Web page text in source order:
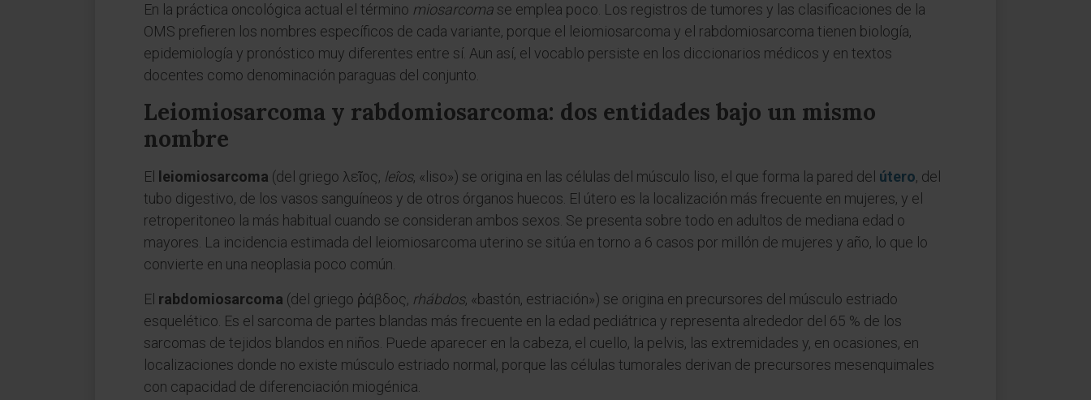
En la práctica oncológica actual el término miosarcoma se emplea poco. Los registros de tumores y las clasificaciones de la
OMS prefieren los nombres específicos de cada variante, porque el leiomiosarcoma y el rabdomiosarcoma tienen biología,
epidemiología y pronóstico muy diferentes entre sí. Aun así, el vocablo persiste en los diccionarios médicos y en textos
docentes como denominación paraguas del conjunto.
Leiomiosarcoma y rabdomiosarcoma: dos entidades bajo un mismo
nombre
El leiomiosarcoma (del griego λεῖος, leîos, «liso») se origina en las células del músculo liso, el que forma la pared del útero, del
tubo digestivo, de los vasos sanguíneos y de otros órganos huecos. El útero es la localización más frecuente en mujeres, y el
retroperitoneo la más habitual cuando se consideran ambos sexos. Se presenta sobre todo en adultos de mediana edad o
mayores. La incidencia estimada del leiomiosarcoma uterino se sitúa en torno a 6 casos por millón de mujeres y año, lo que lo
convierte en una neoplasia poco común.
El rabdomiosarcoma (del griego ῥάβδος, rhábdos, «bastón, estriación») se origina en precursores del músculo estriado
esquelético. Es el sarcoma de partes blandas más frecuente en la edad pediátrica y representa alrededor del 65 % de los
sarcomas de tejidos blandos en niños. Puede aparecer en la cabeza, el cuello, la pelvis, las extremidades y, en ocasiones, en
localizaciones donde no existe músculo estriado normal, porque las células tumorales derivan de precursores mesenquimales
con capacidad de diferenciación miogénica.